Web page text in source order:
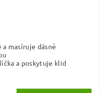
masíruje dásně
a poskytuje klid